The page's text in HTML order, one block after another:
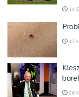
14
17
26